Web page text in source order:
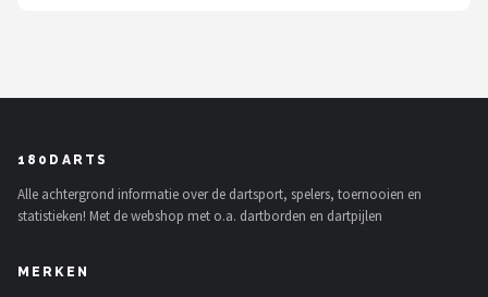
180DARTS
Alle achtergrond informatie over de dartsport, spelers, toernooien en
statistieken! Met de webshop met o.a. dartborden en dartpijlen
MERKEN